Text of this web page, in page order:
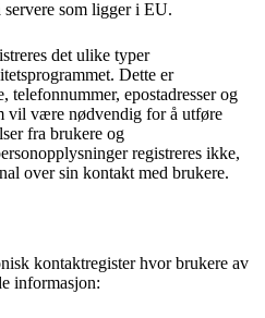
servere som ligger i EU.
det ulike typer
Dette er
telefonnummer, epostadresser og
vil være nødvendig for å utføre
fra brukere og
registreres ikke,
over sin kontakt med brukere.
kontaktregister hvor brukere av
informasjon: